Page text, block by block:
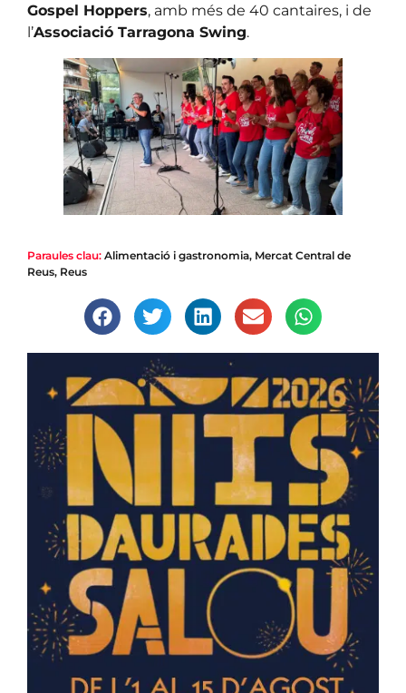
Gospel Hoppers, amb més de 40 cantaires, i de
l’Associació Tarragona Swing.
Paraules clau: Alimentació i gastronomia, Mercat Central de
Reus, Reus